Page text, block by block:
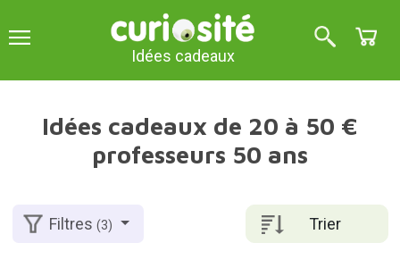
Idées cadeaux
Idées cadeaux de 20 à 50 €
professeurs 50 ans
Trier
Filtres(3)